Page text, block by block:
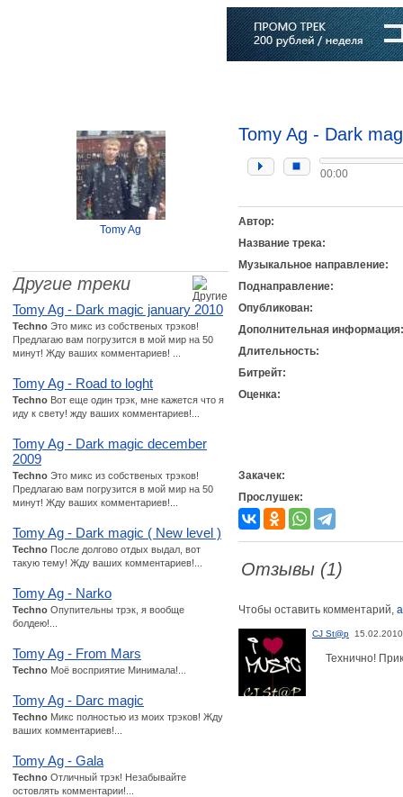
Tomy Ag
Другие треки
Tomy Ag - Dark magic january 2010
Techno Это микс из собственых трэков!
Предлагаю вам погрузится в мой мир на 50
минут! Жду ваших комментариев! ...
Tomy Ag - Road to loght
Techno Вот еще один трэк, мне кажется что я
иду к свету! жду ваших комментариев!...
Tomy Ag - Dark magic december
2009
Techno Это микс из собственых трэков!
Предлагаю вам погрузится в мой мир на 50
минут! Жду ваших комментариев!...
Tomy Ag - Dark magic ( New level )
Techno После долгово отдых выдал, вот
такую тему! Жду ваших комментариев!...
Tomy Ag - Narko
Techno Опупительны трэк, я вообще
болдею!...
Tomy Ag - From Mars
Techno Моё восприятие Минимала!...
Tomy Ag - Darc magic
Techno Микс полностью из моих трэков! Жду
ваших комментариев!...
Tomy Ag - Gala
Techno Отличный трэк! Незабывайте
остовлять комментарии!...
Tomy Ag - Dark
00:00
Автор:
Название трека:
Музыкальное направление:
Поднаправление:
Опубликован:
Дополнительная информация:
Длительность:
Битрейт:
Оценка:
Закачек:
Прослушек:
Отзывы (1)
Чтобы оставить комментарий,
CJ St@p
Технично!